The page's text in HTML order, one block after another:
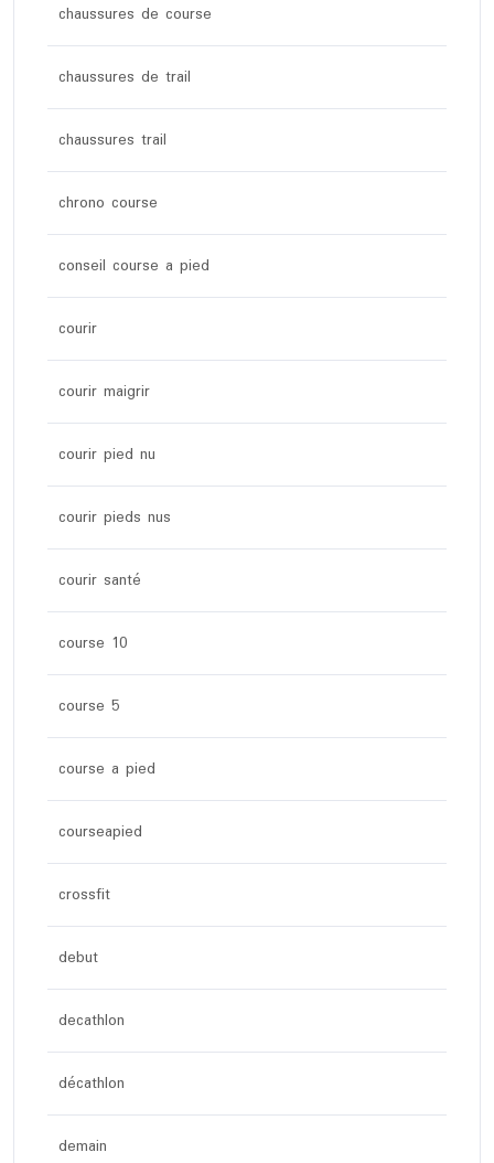
chaussures de course
chaussures de trail
chaussures trail
chrono course
conseil course a pied
courir
courir maigrir
courir pied nu
courir pieds nus
courir santé
course 10
course 5
course a pied
courseapied
crossfit
debut
decathlon
décathlon
demain